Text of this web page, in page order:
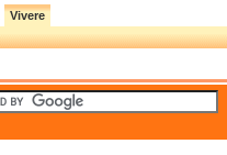
Vivere